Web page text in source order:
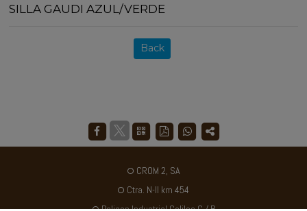
SILLA GAUDI AZUL/VERDE
Back
CROM 2, SA
Ctra. N-II km 454